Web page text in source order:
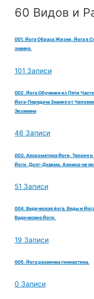
60 Видов и
001. Йога Образа Жизни. Йога в
знания.
101 Записи
002. Йога Обучения из Пяти
Йога-Передача Знания от
Экзамена
46 Записи
003. Аксиоматика Йоги. Теория
Йоги. Долг-Дхарма. Ахимса-не
51 Записи
004. Ведическая йога. Веды и
Ведические Йоги.
19 Записи
005. Йога разминка гимнастика.
0 Записи